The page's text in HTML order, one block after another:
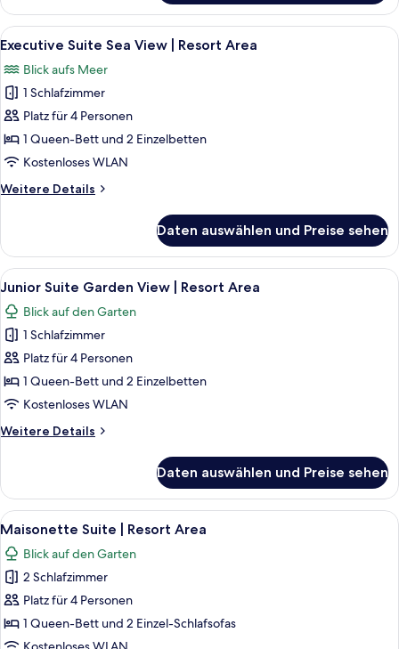
Room
Sea
View
Resort
Area
Alle
Fotos
für
Executive
Suite
Sea
View
Resort
Executive Suite Sea View | Resort
8
Executive Suite Sea View | Resort Area
Blick aufs Meer
1 Schlafzimmer
Platz für 4 Personen
1 Queen-Bett und 2 Einzelbetten
Kostenloses WLAN
Weitere Details
Weitere
Suite
Sea
View
Resort
Area
Daten auswählen und Preise sehen
Alle
Fotos
für
Junior
Suite
Garden
View
Resort
Junior Suite Garden View | Resort
7
Junior Suite Garden View | Resort Area
Blick auf den Garten
1 Schlafzimmer
Platz für 4 Personen
1 Queen-Bett und 2 Einzelbetten
Kostenloses WLAN
Weitere Details
Weitere
Suite
Garden
View
Resort
Area
Daten auswählen und Preise sehen
Alle
Fotos
für
Maisonette
Suite
Resort
Maisonette Suite | Resort Area |
7
Maisonette Suite | Resort Area
Blick auf den Garten
2 Schlafzimmer
Platz für 4 Personen
1 Queen-Bett und 2 Einzel-Schlafsofas